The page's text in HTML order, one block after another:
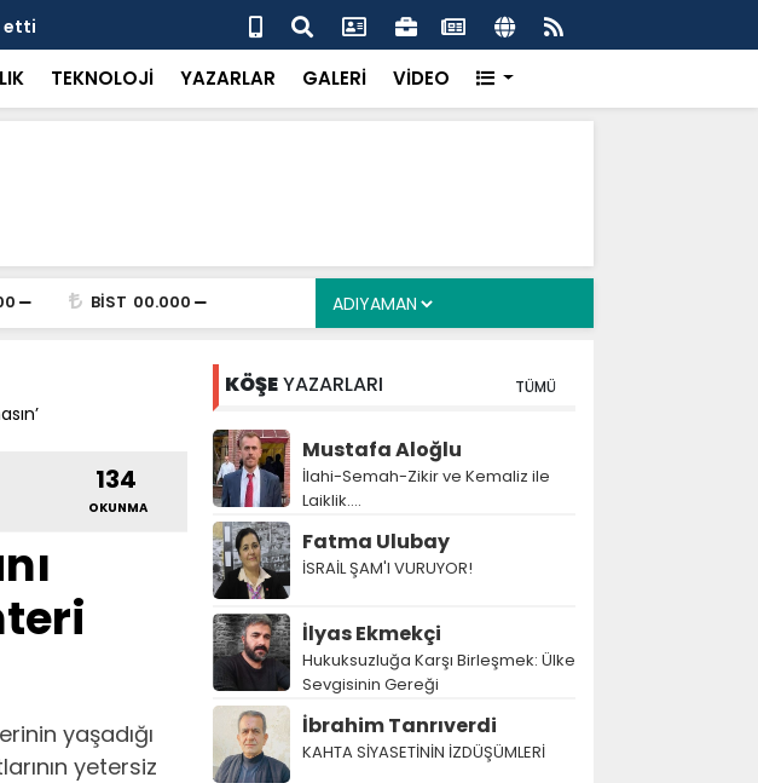
Bakan Göktaş, 34 yıl sonra evlat sahibi olan Doğan çifti için devrede
TEKNOLOJİ YAZARLAR GALERİ VİDEO
BİST 00.000
134
OKUNMA
yaşadığı
yetersiz
KÖŞEYAZARLARI TÜMÜ
Mustafa Aloğlu
İlahi-Semah-Zikir ve Kemaliz ile
Laiklik….
Fatma Ulubay
İSRAİL ŞAM'I VURUYOR!
İlyas Ekmekçi
Hukuksuzluğa Karşı Birleşmek: Ülke
Sevgisinin Gereği
İbrahim Tanrıverdi
KAHTA SİYASETİNİN İZDÜŞÜMLERİ